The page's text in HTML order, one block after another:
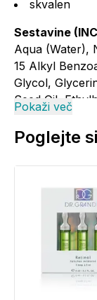
skvalen
Sestavine
Aqua (Water),
15 Alkyl
Glycol,
Seed Oil,
30 Alkyl
Silica
Gum, Butylene
Linalool,
Salicylate,
60730 (Ext.
Pokaži več
Poglejte